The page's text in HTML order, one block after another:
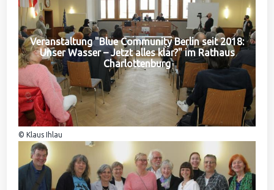
Veranstaltung "Blue Community Berlin seit 2018:
Unser Wasser – Jetzt alles klar?" im Rathaus
Charlottenburg
© Klaus Ihlau